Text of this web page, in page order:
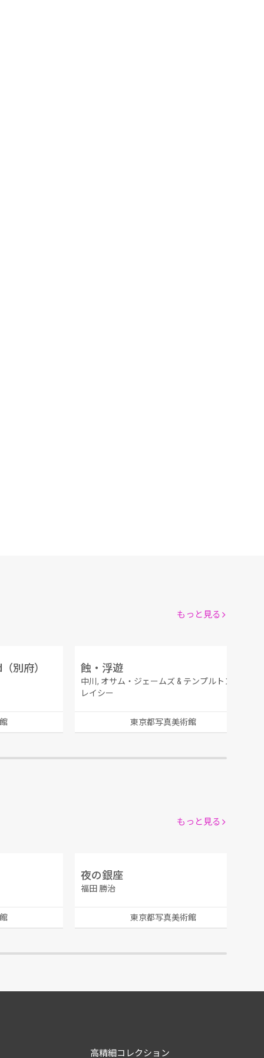
別府） 蝕・浮遊
中川, オサム・ジェームズ & テンプルトン, ト
レイシー
東京都写真美術館
もっと見る
夜の銀座
福田 勝治
東京都写真美術館
もっと見る
高精細コレクション